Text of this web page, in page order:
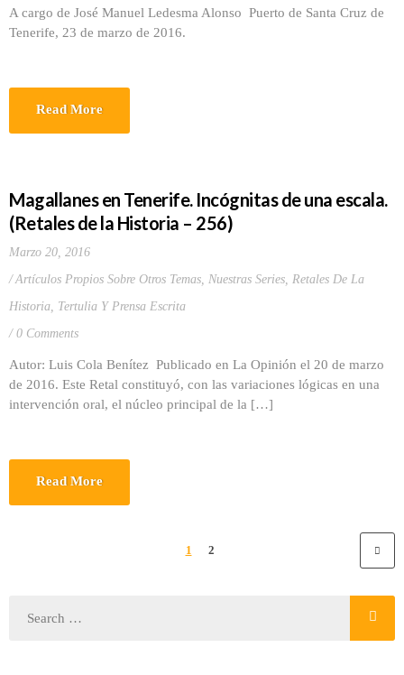
A cargo de José Manuel Ledesma Alonso Puerto de Santa Cruz de
Tenerife, 23 de marzo de 2016.
Read More
Magallanes en Tenerife. Incógnitas de una escala.
(Retales de la Historia – 256)
Marzo 20, 2016
Artículos Propios Sobre Otros Temas, Nuestras Series, Retales De La
Historia, Tertulia Y Prensa Escrita
0 Comments
Autor: Luis Cola Benítez Publicado en La Opinión el 20 de marzo
de 2016. Este Retal constituyó, con las variaciones lógicas en una
intervención oral, el núcleo principal de la […]
Read More
1 2